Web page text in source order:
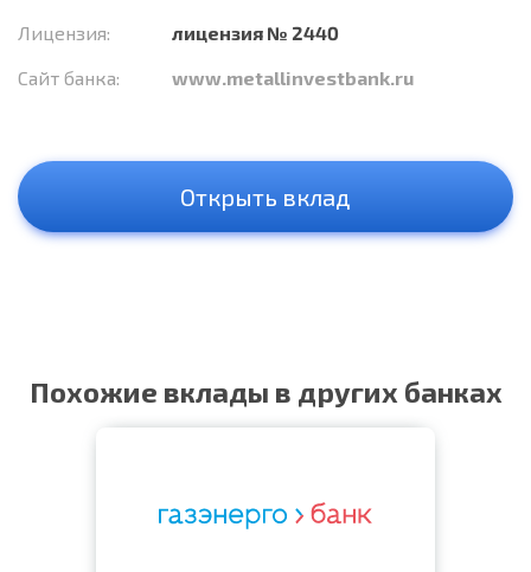
Лицензия:
лицензия № 2440
Сайт банка:
www.metallinvestbank.ru
Открыть вклад
Похожие вклады в других банках